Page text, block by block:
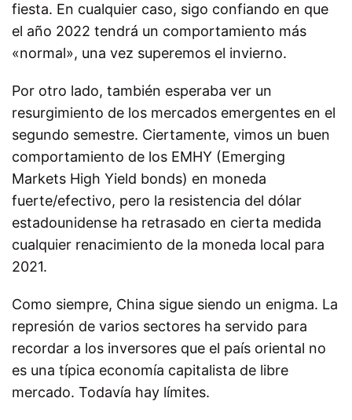
fiesta. En cualquier caso, sigo confiando en que
el año 2022 tendrá un comportamiento más
«normal», una vez superemos el invierno.
Por otro lado, también esperaba ver un
resurgimiento de los mercados emergentes en el
segundo semestre. Ciertamente, vimos un buen
comportamiento de los EMHY (Emerging
Markets High Yield bonds) en moneda
fuerte/efectivo, pero la resistencia del dólar
estadounidense ha retrasado en cierta medida
cualquier renacimiento de la moneda local para
2021.
Como siempre, China sigue siendo un enigma. La
represión de varios sectores ha servido para
recordar a los inversores que el país oriental no
es una típica economía capitalista de libre
mercado. Todavía hay límites.